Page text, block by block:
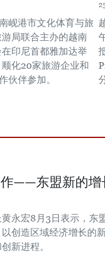
岘港市文化体育与旅
局联合主办的越南
印尼首都雅加达举
化20家旅游企业和
伙伴参加。
——东盟新的增
永宏8月3日表示，东
创造区域经济增长的
新进程。